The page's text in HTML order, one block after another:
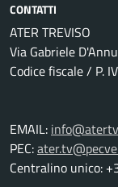
CONTATTI
ATER TREVISO
Via Gabriele
Codice fiscale / P.
EMAIL:
PEC:
Centralino unico: